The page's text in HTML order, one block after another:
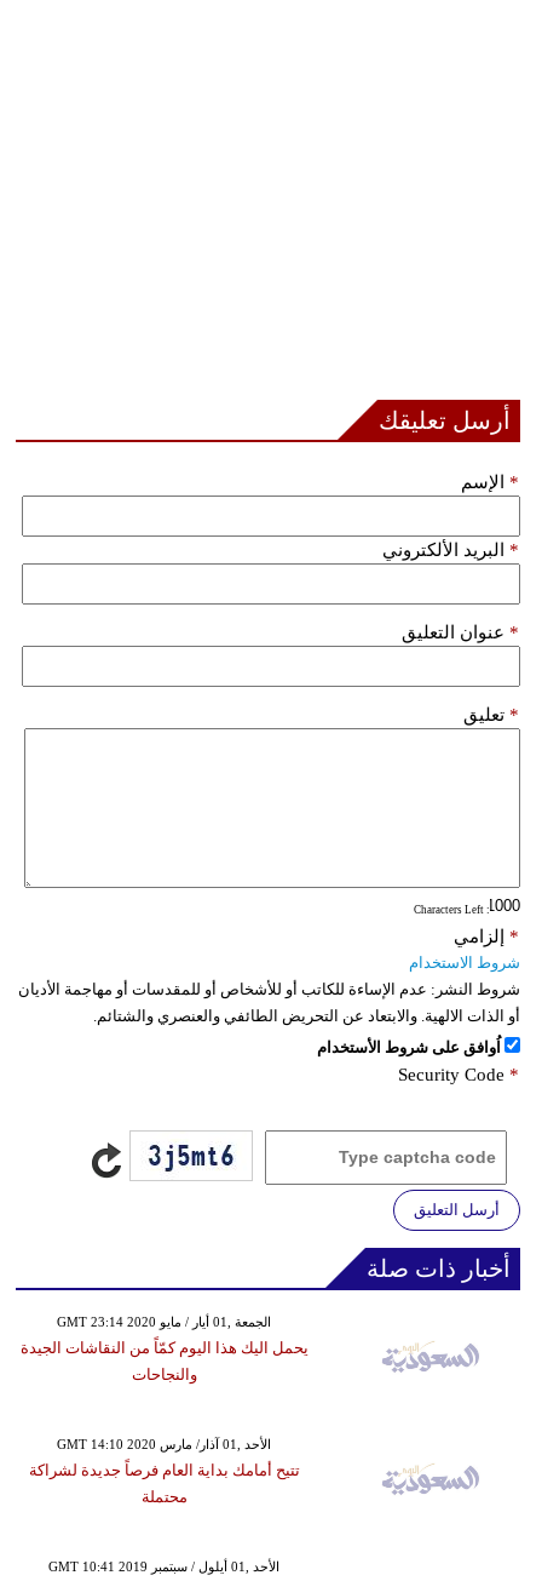
أرسل تعليقك
الإسم *
البريد الألكتروني *
عنوان التعليق *
تعليق *
: Characters Left
إلزامي *
شروط الاستخدام
شروط النشر: عدم الإساءة للكاتب أو للأشخاص أو للمقدسات أو مهاجمة الأديان
أو الذات الالهية. والابتعاد عن التحريض الطائفي والعنصري والشتائم.
اُوافق على شروط الأستخدام
Security Code *
أرسل التعليق
أخبار ذات صلة
GMT 23:14 2020 الجمعة ,01 أيار / مايو
يحمل اليك هذا اليوم كمّاً من النقاشات الجيدة
والنجاحات
GMT 14:10 2020 الأحد ,01 آذار/ مارس
تتيح أمامك بداية العام فرصاً جديدة لشراكة
محتملة
GMT 10:41 2019 الأحد ,01 أيلول / سبتمبر